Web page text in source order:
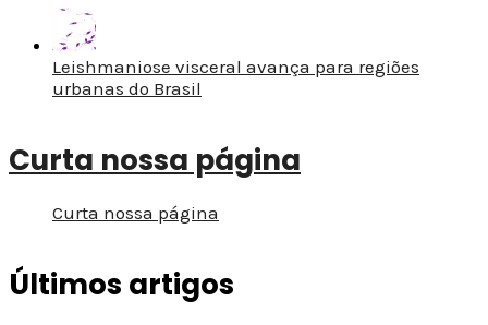
Leishmaniose visceral avança para regiões
urbanas do Brasil
Curta nossa página
Curta nossa página
Últimos artigos